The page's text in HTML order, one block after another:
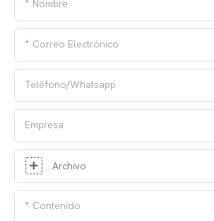
Nombre
Correo Electrónico
Teléfono/whatsapp
Empresa
Archivo
Contenido